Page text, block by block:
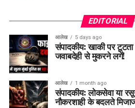
EDITORIAL
आलेख 5 days ago
संपादकीय: खाकी पर टूटता
जवाबदेही से मुकरने लगें!
आलेख 1 month ago
संपादकीय: लोकसेवा या
नौकरशाही के बदलते